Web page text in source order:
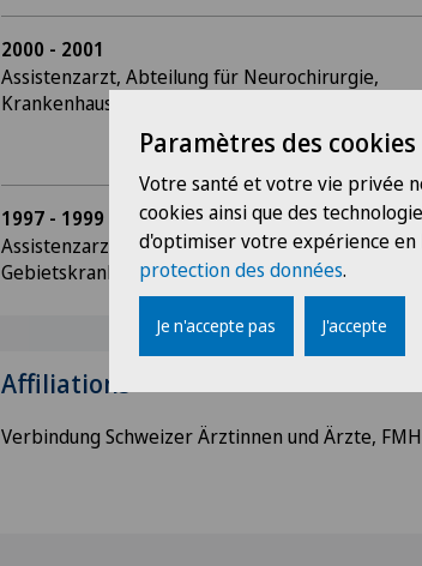
2000 - 2001
Assistenzarzt, Abteilung für Neurochirurgie,
Krankenhaus Alexandrovskaja, Sankt-Petersburg
1997 - 1999
Assistenzarzt, Neurochirurgische Abteilung,
Gebietskrankenhaus Kostanai
Affiliations
Verbindung Schweizer Ärztinnen und Ärzte, FMH
Paramètres des cookies
Votre santé et votre vie privée
cookies ainsi que des
d'optimiser votre expérience en
protection des données.
Je n'accepte pas J'accepte